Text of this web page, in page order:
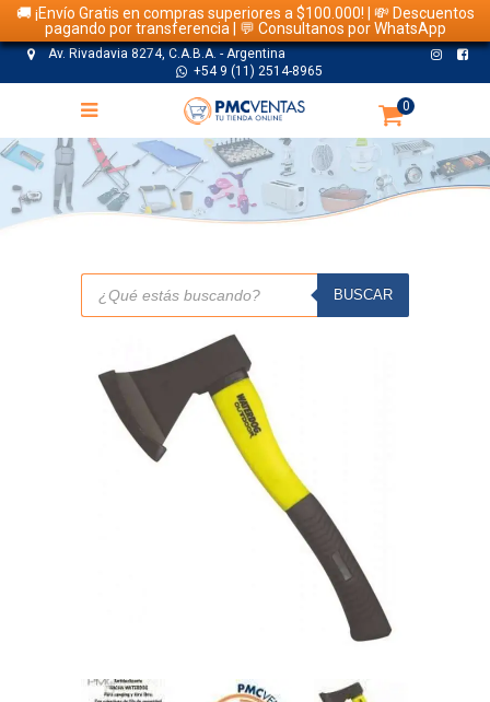
🚚 ¡Envío Gratis en compras superiores a $100.000! | 💸 Descuentos
pagando por transferencia | 💬 Consultanos por WhatsApp
Av. Rivadavia 8274, C.A.B.A. - Argentina
+54 9 (11) 2514-8965
0
TIENDA
Búsqueda
productos
BUSCAR